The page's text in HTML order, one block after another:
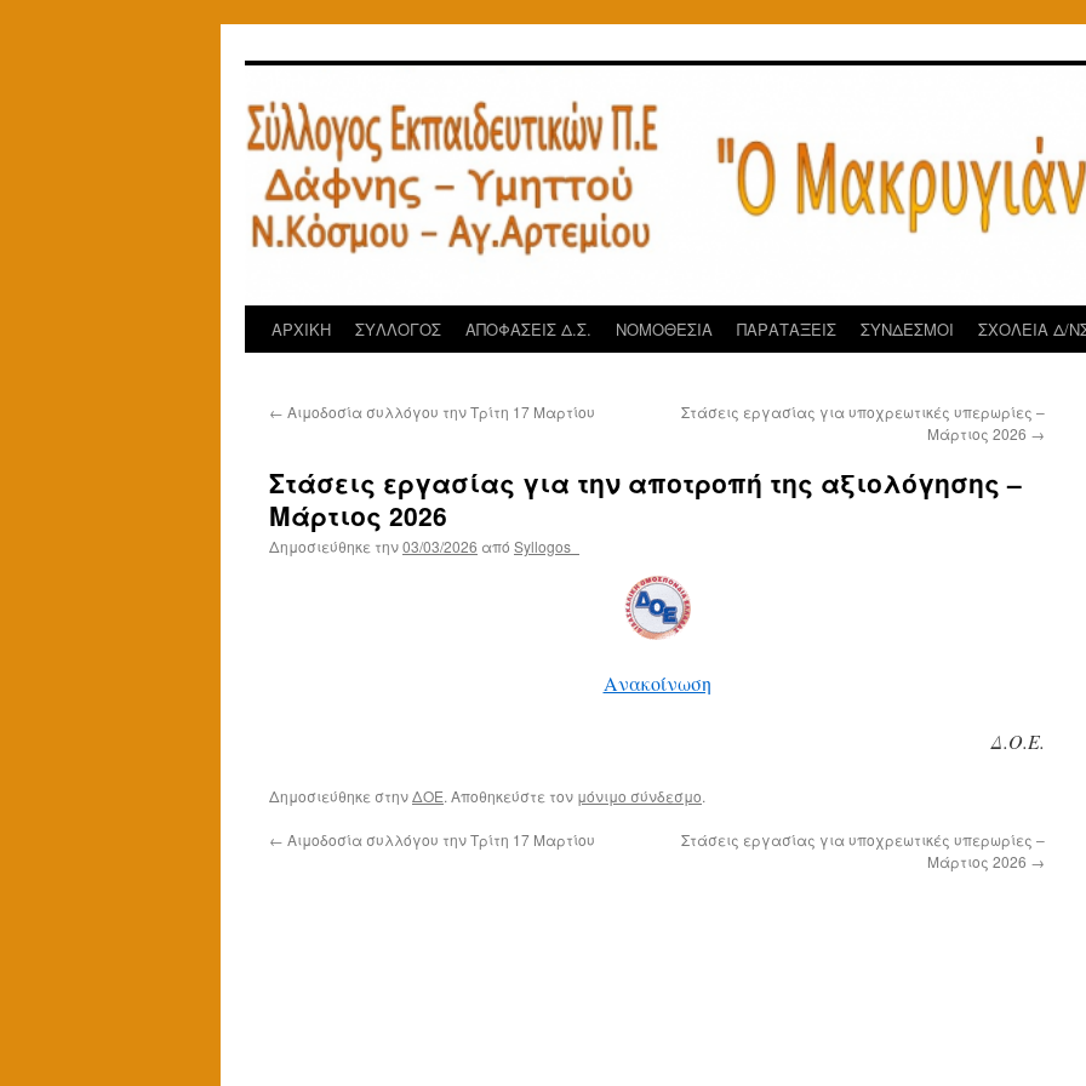
ΑΡΧΙΚΗ ΣΥΛΛΟΓΟΣ ΑΠΟΦΑΣΕΙΣ Δ.Σ. ΝΟΜΟΘΕΣΙΑ ΠΑΡΑΤΑΞΕΙΣ ΣΥΝΔΕΣΜΟΙ ΣΧΟΛΕΙΑ Δ/
← Αιμοδοσία συλλόγου την Τρίτη 17 Μαρτίου
Στάσεις εργασίας για υποχρεωτικές υπερωρίες –
Μάρτιος 2026 →
Στάσεις εργασίας για την αποτροπή της αξιολόγησης –
Μάρτιος 2026
Δημοσιεύθηκε την03/03/2026 από Syllogos_
Ανακοίνωση
Δ.Ο.Ε.
Δημοσιεύθηκε στηνΔΟΕ. Αποθηκεύστε τον μόνιμο σύνδεσμο.
← Αιμοδοσία συλλόγου την Τρίτη 17 Μαρτίου
Στάσεις εργασίας για υποχρεωτικές υπερωρίες –
Μάρτιος 2026 →